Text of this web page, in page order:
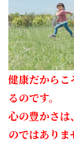
健康だからこ
るのです。
心の豊かさは
のではありま